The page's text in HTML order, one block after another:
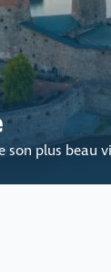
son plus beau